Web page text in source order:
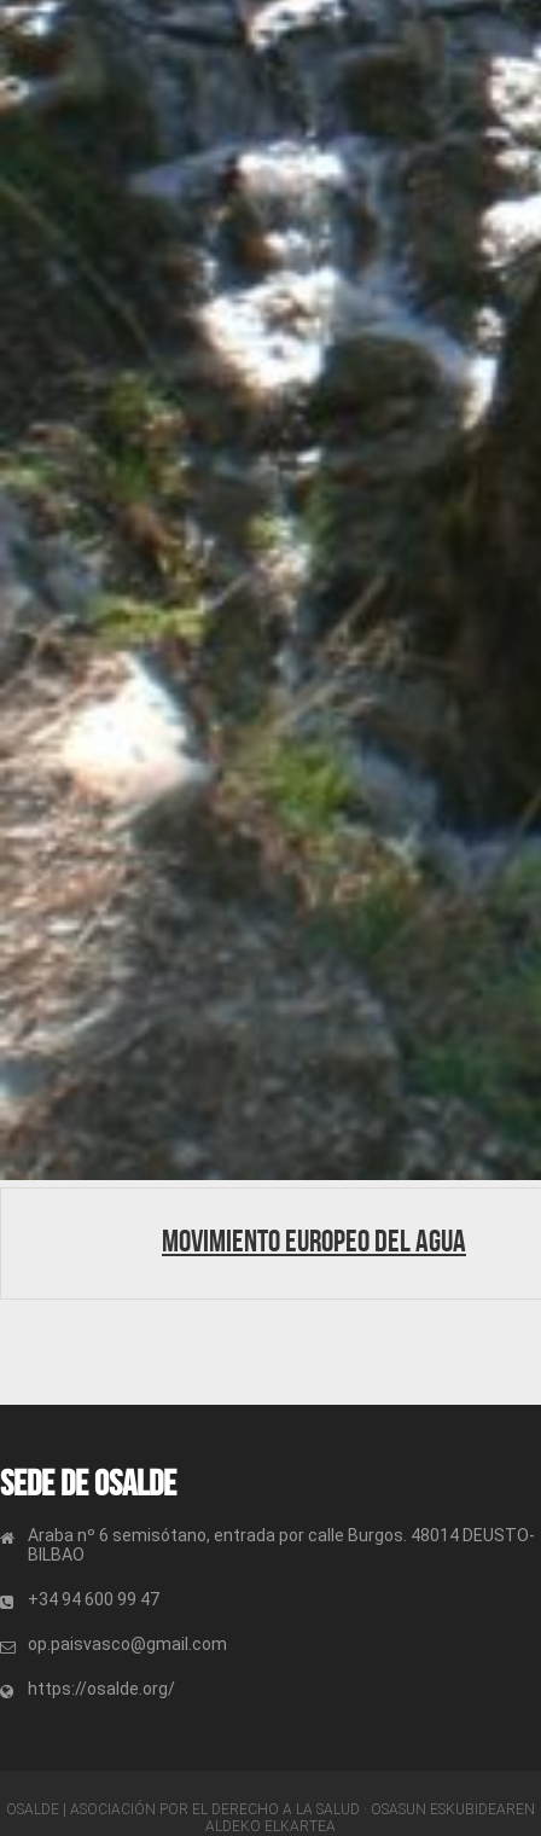
Movimiento Europeo del Agua
Sede de OSALDE
Araba nº 6 semisótano, entrada por calle Burgos. 48014 DEUSTO-
BILBAO
+34 94 600 99 47
op.paisvasco@gmail.com
https://osalde.org/
OSALDE | ASOCIACIÓN POR EL DERECHO A LA SALUD · OSASUN ESKUBIDEAREN
ALDEKO ELKARTEA